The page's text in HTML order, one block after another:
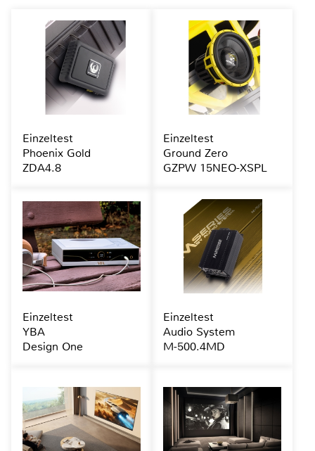
Einzeltest
Phoenix Gold
ZDA4.8
Einzeltest
Ground Zero
GZPW 15NEO-XSPL
Einzeltest
YBA
Design One
Einzeltest
Audio System
M-500.4MD